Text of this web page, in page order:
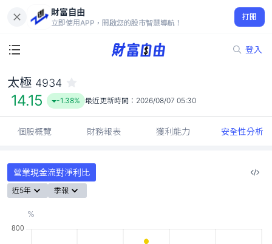
財富自由
立即使用APP，開啟您的股市智慧導航！
打開
登入
14.15
-1.38%
太極 4934
14.15 -1.38% 最近更新時間： 2026/08/07 05:30
個股概覽 財務報表 獲利能力 安全性分析
營業現金流對淨利比
近5年 季報